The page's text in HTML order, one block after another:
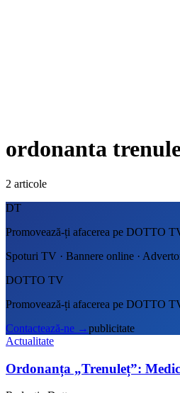
ordonanta
2 articole
DT
Promovează-ți afacerea pe DOTTO
Spoturi TV · Bannere online ·
DOTTO TV
Promovează-ți afacerea pe DOTTO
Contactează-ne →publicitate
Actualitate
Ordonanța „Trenuleț”: